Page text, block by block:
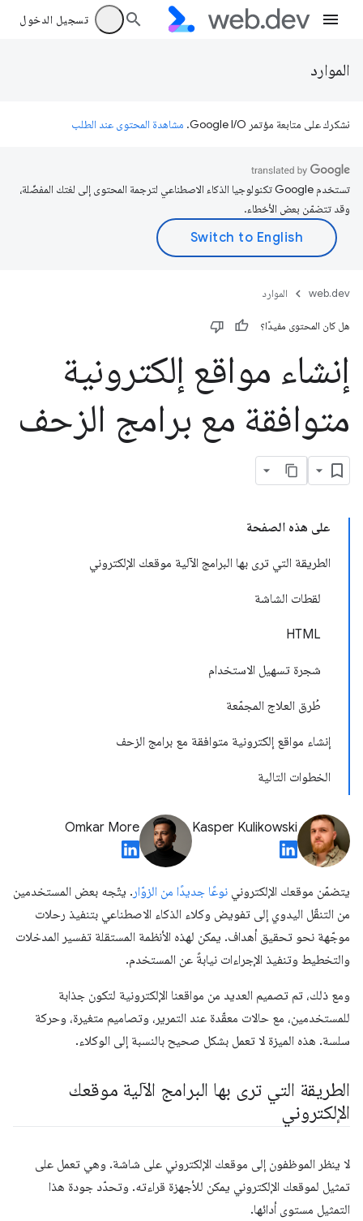
تسجيل الدخول
الموارد
نشكرك على متابعة مؤتمر Google I/O. مشاهدة المحتوى عند الطلب
تستخدم Google تكنولوجيا الذكاء الاصطناعي لترجمة المحتوى إلى لغتك المفضّلة،
وقد تتضمّن بعض الأخطاء.
web.dev الموارد
هل كان المحتوى مفيدًا؟
إنشاء مواقع إلكترونية
متوافقة مع برامج الزحف
على هذه الصفحة
الطريقة التي ترى بها البرامج الآلية موقعك الإلكتروني
لقطات الشاشة
HTML
شجرة تسهيل الاستخدام
طُرق العلاج المجمّعة
إنشاء مواقع إلكترونية متوافقة مع برامج الزحف
الخطوات التالية
Kasper Kulikowski
Omkar More
يتضمّن موقعك الإلكتروني نوعًا جديدًا من الزوّار . يتّجه بعض المستخدمين
من التنقّل اليدوي إلى تفويض وكلاء الذكاء الاصطناعي بتنفيذ رحلات
موجّهة نحو تحقيق أهداف. يمكن لهذه الأنظمة المستقلة تفسير المدخلات
والتخطيط وتنفيذ الإجراءات نيابةً عن المستخدم.
ومع ذلك، تم تصميم العديد من مواقعنا الإلكترونية لتكون جذابة
للمستخدمين، مع حالات معقّدة عند التمرير، وتصاميم متغيرة، وحركة
سلسة. هذه الميزة لا تعمل بشكل صحيح بالنسبة إلى الوكلاء.
الطريقة التي ترى بها البرامج الآلية موقعك
الإلكتروني
لا ينظر الموظفون إلى موقعك الإلكتروني على شاشة. وهي تعمل على
تمثيل لموقعك الإلكتروني يمكن للأجهزة قراءته. وتحدّد جودة هذا
التمثيل مستوى أدائها.